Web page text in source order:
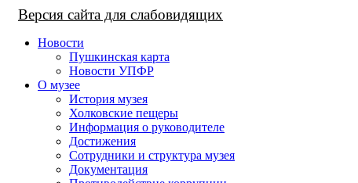
Версия сайта для слабовидящих
Новости
Пушкинская карта
Новости УПФР
О музее
История музея
Холковские пещеры
Информация о руководителе
Достижения
Сотрудники и структура музея
Документация